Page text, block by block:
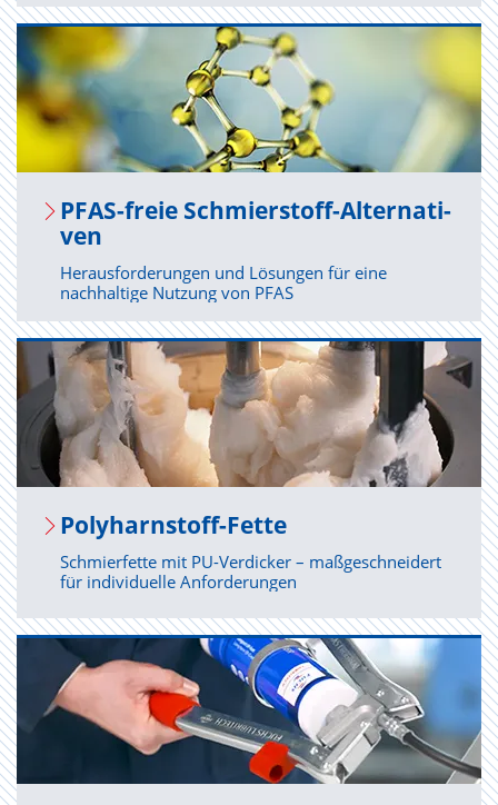
PFAS-freie Schmier­stoff-Al­ter­na­ti­
ven
Herausforderungen und Lösungen für eine
nachhaltige Nutzung von PFAS
Po­ly­harn­stoff-Fette
Schmierfette mit PU-Verdicker – maßgeschneidert
für individuelle Anforderungen